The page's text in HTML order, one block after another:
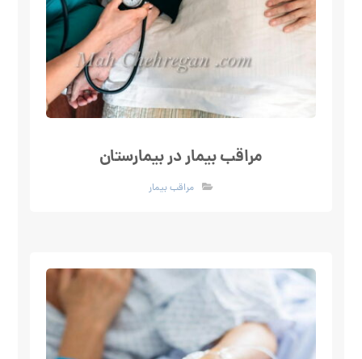
مراقب بیمار در بیمارستان
مراقب بیمار